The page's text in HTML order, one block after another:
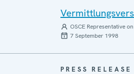
OSCE Representative
7 September 1998
PRESS RELEASE